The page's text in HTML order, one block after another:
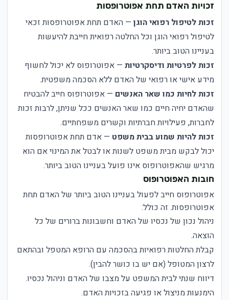
זכויות האדם תחת אפוטרופסות
זכות לטיפול רפואי הוגן — האדם תחת אפוטרופסות זכאי
לטיפול רפואי הוגן וכל החלטה רפואית חייבת להיעשות
בעניינו הטוב ביותר.
זכות לפרטיות ודיסקרטיות — אפוטרופוס לא יכול לחשוף
מידע אישי או רפואי של האדם ללא הסכמה משפטית.
זכות לחיות כמו שאר האנשים — אפוטרופוס חייב להבטיח
שהאדם יחיה חיים כמו שאר האנשים ככל שניתן, לרבות זכות
לחברות, פעילויות חברתיות וקשרים משפחתיים.
זכות להיות שמוע בבית משפט — אדם תחת אפוטרופסות
יכול לבקש מבית משפט לשנות או לבטל את המינוי אם הוא
מרגיש שהאפוטרופוס אינו פועל בעניינו הטוב ביותר.
חובות האפוטרופוס
אפוטרופוס חייב לפעול בעניינו הטוב ביותר של האדם תחת
אפוטרופסות. זה כולל:
ניהול נכון של נכסיו של האדם וחשבונות ברורים של כל
הוצאה.
קבלת החלטות רפואיות בהסכמה עם הרופא המטפל ובהתאם
לרצון המטופל (אם יש בו כושר להבין).
דיווח שנתי לבית המשפט על מצבו של האדם וניהול נכסיו.
הימנעות מניצול או פגיעה בזכויות האדם.